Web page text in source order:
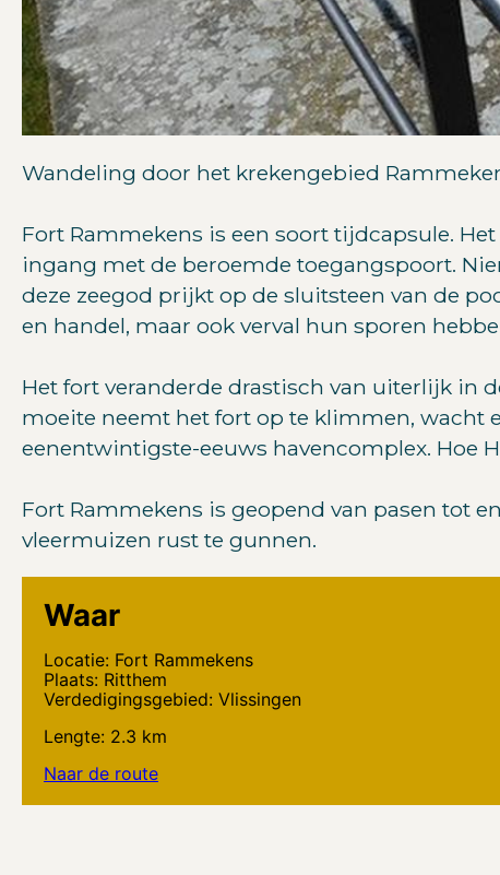
Wandeling door het krekengebied
Fort Rammekens is een soort tijdcapsule.
ingang met de beroemde toegangspoort.
deze zeegod prijkt op de sluitsteen van de
en handel, maar ook verval hun sporen
Het fort veranderde drastisch van uiterlijk in
moeite neemt het fort op te klimmen, wacht
eenentwintigste-eeuws havencomplex. Hoe
Fort Rammekens is geopend van pasen tot
vleermuizen rust te gunnen.
Waar
Locatie: Fort Rammekens
Plaats: Ritthem
Verdedigingsgebied: Vlissingen
Lengte: 2.3 km
Naar de route